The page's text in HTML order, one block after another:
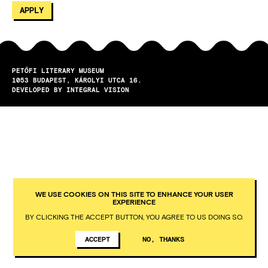
PETŐFI LITERARY MUSEUM
1053
BUDAPEST
KÁROLYI UTCA 16.
DEVELOPED BY INTEGRAL VISION
WE USE COOKIES ON THIS SITE TO ENHANCE YOUR USER
EXPERIENCE
BY CLICKING THE ACCEPT BUTTON, YOU AGREE TO US DOING SO.
ACCEPT NO, THANKS